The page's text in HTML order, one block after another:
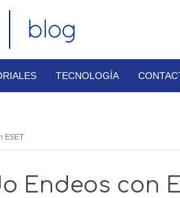
TECNOLOGÍA
ESET
Endeos con